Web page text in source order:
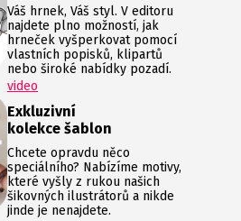
Váš hrnek, Váš styl. V editoru
najdete plno možností, jak
hrneček vyšperkovat pomocí
vlastních popisků, klipartů
nebo široké nabídky pozadí.
video
Exkluzivní
kolekce šablon
Chcete opravdu něco
speciálního? Nabízíme motivy,
které vyšly z rukou našich
šikovných ilustrátorů a nikde
jinde je nenajdete.